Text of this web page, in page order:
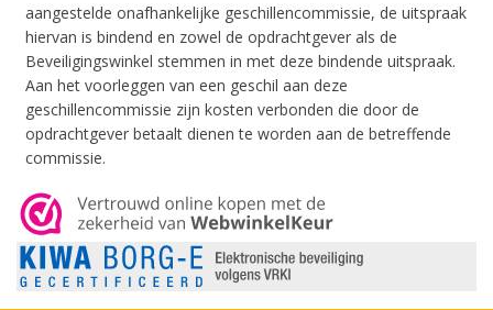
aangestelde onafhankelijke geschillencommissie, de uitspraak
hiervan is bindend en zowel de opdrachtgever als de
Beveiligingswinkel stemmen in met deze bindende uitspraak.
Aan het voorleggen van een geschil aan deze
geschillencommissie zijn kosten verbonden die door de
opdrachtgever betaalt dienen te worden aan de betreffende
commissie.